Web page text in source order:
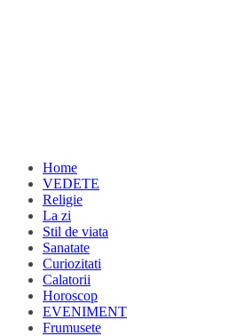
Home
VEDETE
Religie
La zi
Stil de viata
Sanatate
Curiozitati
Calatorii
Horoscop
EVENIMENT
Frumusete